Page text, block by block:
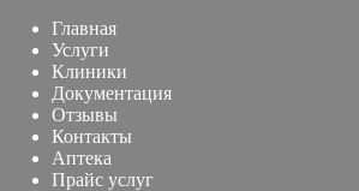
Главная
Услуги
Клиники
Документация
Отзывы
Контакты
Аптека
Прайс услуг